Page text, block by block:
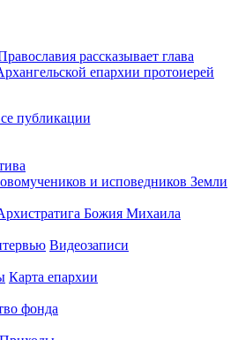
рассказывает глава
епархии протоиерей
публикации
Видеозаписи
Карта епархии
фонда